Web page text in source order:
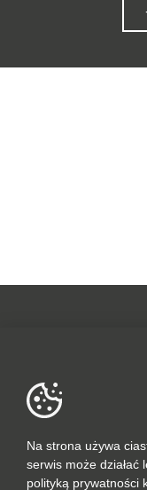
SOCIAL MEDIA
DANE FIRMOWE
Na strona używa
serwis może działać
polityką prywatności